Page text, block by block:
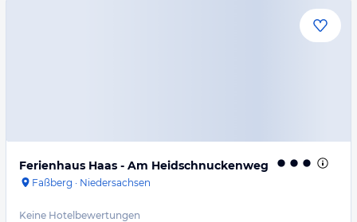
Ferienhaus Haas - Am Heidschnuckenweg
Faßberg · Niedersachsen
Keine Hotelbewertungen